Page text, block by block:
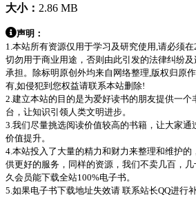
大小： 2.86 MB
声明：
1.本站所有资源仅用于学习及研究使用,请必须
切勿用于商业用途，否则由此引发的法律纠纷
承担。除标明原创外均来自网络整理,版权归原
有,如侵犯到您权益请联系本站删除!
2.建立本站的目的是为爱好读书的朋友提供一个
台，让知识引领人类文明进步。
3.我们尽量挑选阅读价值较高的书籍，让大家通
价值提升。
4.本站投入了大量的精力和财力来整理和维护的
供更好的服务，同样的资源，我们不卖几百，
久会员能下载全站100%电子书。
5.如果电子书下载地址失效请 联系站长QQ进行